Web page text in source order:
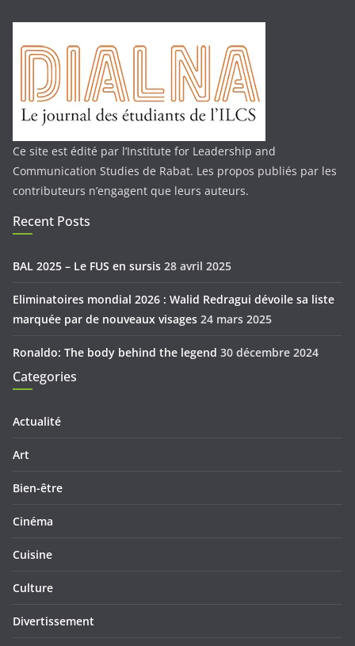
Ce site est édité par l’Institute for Leadership and
Communication Studies de Rabat. Les propos publiés par les
contributeurs n’engagent que leurs auteurs.
Recent Posts
BAL 2025 – Le FUS en sursis 28 avril 2025
Eliminatoires mondial 2026 : Walid Redragui dévoile sa liste
marquée par de nouveaux visages 24 mars 2025
Ronaldo: The body behind the legend 30 décembre 2024
Categories
Actualité
Art
Bien-être
Cinéma
Cuisine
Culture
Divertissement